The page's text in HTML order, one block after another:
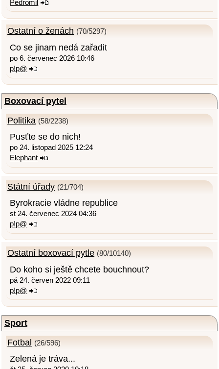
Pedromil
Ostatní o ženách (70/5297)
Co se jinam nedá zařadit
po 6. červenec 2026 10:46
p!p@
Boxovací pytel
Politika (58/2238)
Pusťte se do nich!
po 24. listopad 2025 12:24
Elephant
Státní úřady (21/704)
Byrokracie vládne republice
st 24. červenec 2024 04:36
p!p@
Ostatní boxovací pytle (80/10140)
Do koho si ještě chcete bouchnout?
pá 24. červen 2022 09:11
p!p@
Sport
Fotbal (26/596)
Zelená je tráva...